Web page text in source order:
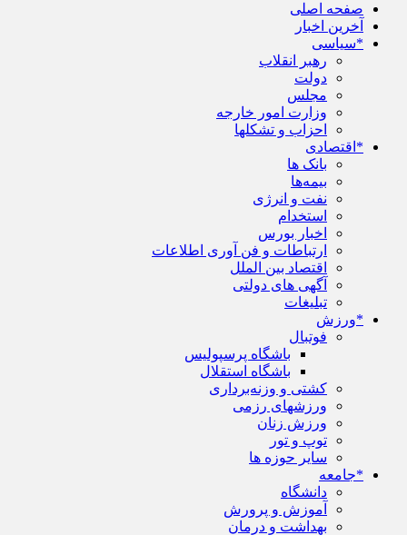
صفحه اصلی
آخرین اخبار
*سیاسی
رهبر انقلاب
دولت
مجلس
وزارت امور خارجه
احزاب و تشکلها
*اقتصادی
بانک ها
بیمه‌ها
نفت و انرژی
استخدام
اخبار بورس
ارتباطات و فن آوری اطلاعات
اقتصاد بین الملل
آگهی های دولتی
تبلیغات
*ورزش
فوتبال
باشگاه پرسپولیس
باشگاه استقلال
کشتی و وزنه‌برداری
ورزشهای رزمی
ورزش زنان
توپ و تور
سایر حوزه ها
*جامعه
دانشگاه
آموزش و پرورش
بهداشت و درمان